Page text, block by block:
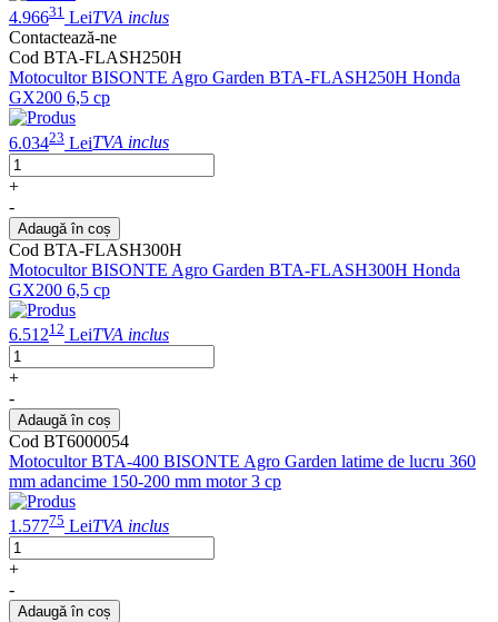
4.96631 LeiTVA inclus
Contactează-ne
Cod BTA-FLASH250H
Motocultor BISONTE Agro Garden BTA-FLASH250H Honda
GX200 6,5 cp
6.03423 LeiTVA inclus
+
-
Adaugă în coș
Cod BTA-FLASH300H
Motocultor BISONTE Agro Garden BTA-FLASH300H Honda
GX200 6,5 cp
6.51212 LeiTVA inclus
+
-
Adaugă în coș
Cod BT6000054
Motocultor BTA-400 BISONTE Agro Garden latime de lucru 360
mm adancime 150-200 mm motor 3 cp
1.57775 LeiTVA inclus
+
-
Adaugă în coș